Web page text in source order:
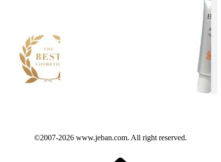
©2007-2026 www.jeban.com. All right reserved.